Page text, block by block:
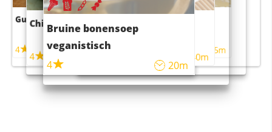
Guacamole
4
Chili con carne
4 45m
Bruine bonensoep
veganistisch
4
20m
Sushi rijstsalade
maaltijdsalade
40m
4 55m